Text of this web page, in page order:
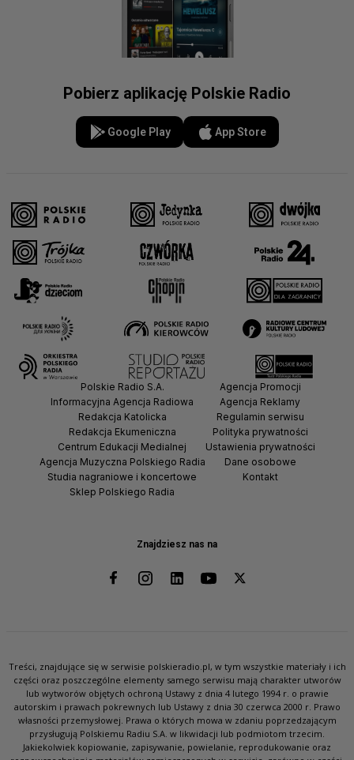
Pobierz aplikację Polskie Radio
Google Play App Store
Znajdziesz nas na
Polskie Radio S.A.
Informacyjna Agencja Radiowa
Redakcja Katolicka
Redakcja Ekumeniczna
Centrum Edukacji Medialnej
Agencja Muzyczna Polskiego Radia
Studia nagraniowe i koncertowe
Sklep Polskiego Radia
Agencja Promocji
Agencja Reklamy
Regulamin serwisu
Polityka prywatności
Ustawienia prywatności
Dane osobowe
Kontakt
Treści, znajdujące się w serwisie polskieradio.pl, w tym wszystkie materiały i ich
części oraz poszczególne elementy samego serwisu mają charakter utworów
lub wytworów objętych ochroną Ustawy z dnia 4 lutego 1994 r. o prawie
autorskim i prawach pokrewnych lub Ustawy z dnia 30 czerwca 2000 r. Prawo
własności przemysłowej. Prawa o których mowa w zdaniu poprzedzającym
przysługują Polskiemu Radiu S.A. w likwidacji lub podmiotom trzecim.
Jakiekolwiek kopiowanie, zapisywanie, powielanie, reprodukowanie oraz